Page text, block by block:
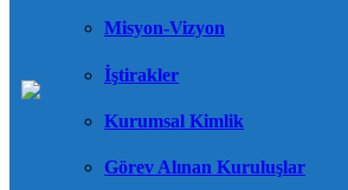
Misyon-Vizyon
İştirakler
Kurumsal Kimlik
Görev Alınan Kuruluşlar